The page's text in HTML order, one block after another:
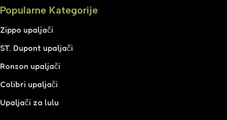
Popularne Kategorije
Zippo upaljači
ST. Dupont upaljači
Ronson upaljači
Colibri upaljači
Upaljači za lulu